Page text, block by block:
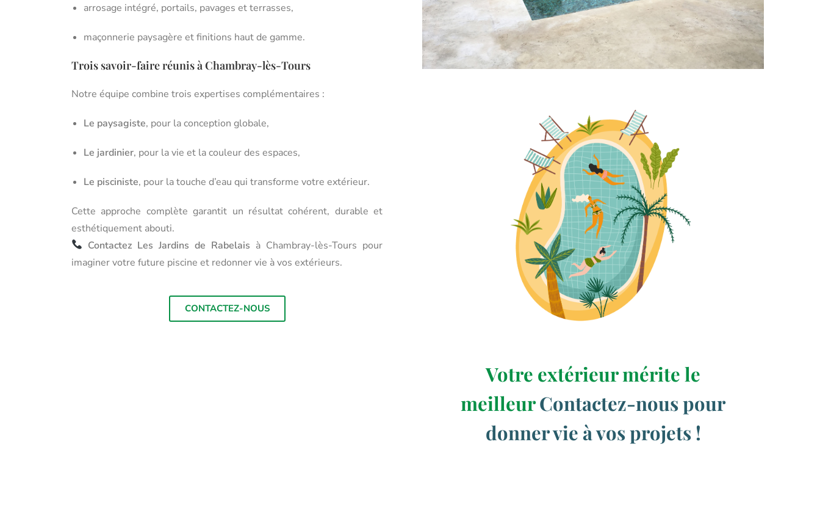
arrosage intégré, portails, pavages et terrasses,
maçonnerie paysagère et finitions haut de gamme.
Trois savoir-faire réunis à Chambray-lès-Tours
Notre équipe combine trois expertises complémentaires :
Le paysagiste, pour la conception globale,
Le jardinier, pour la vie et la couleur des espaces,
Le pisciniste, pour la touche d’eau qui transforme votre extérieur.
Cette approche complète garantit un résultat cohérent, durable et
esthétiquement abouti.
Contactez Les Jardins de Rabelais à Chambray-lès-Tours pour
imaginer votre future piscine et redonner vie à vos extérieurs.
CONTACTEZ-NOUS
Votre extérieur mérite le
meilleurContactez-nous pour
donner vie à vos projets !